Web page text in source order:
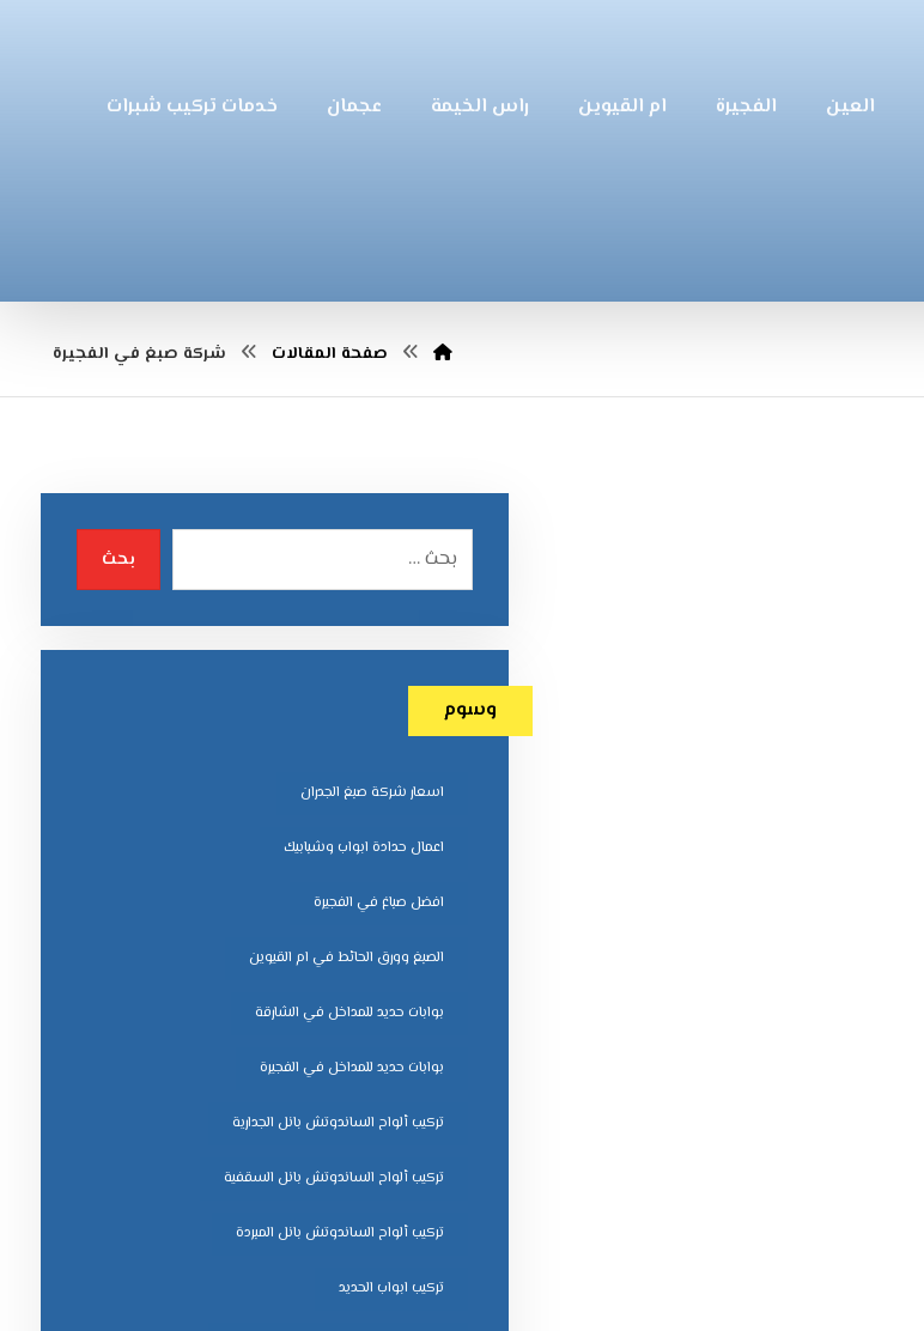
العين الفجيرة ام القيوين راس الخيمة عجمان خدمات تركيب شبرات
صفحة المقالات شركة صبغ في الفجيرة
بحث
وسوم
اسعار شركة صبغ الجدران
اعمال حدادة ابواب وشبابيك
افضل صباغ في الفجيرة
الصبغ وورق الحائط في ام القيوين
بوابات حديد للمداخل في الشارقة
بوابات حديد للمداخل في الفجيرة
تركيب ألواح الساندوتش بانل الجدارية
تركيب ألواح الساندوتش بانل السقفية
تركيب ألواح الساندوتش بانل المبردة
تركيب ابواب الحديد